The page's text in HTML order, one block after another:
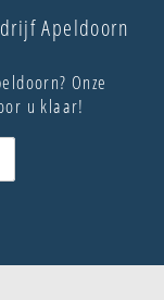
Apeldoorn
Onze
u klaar!